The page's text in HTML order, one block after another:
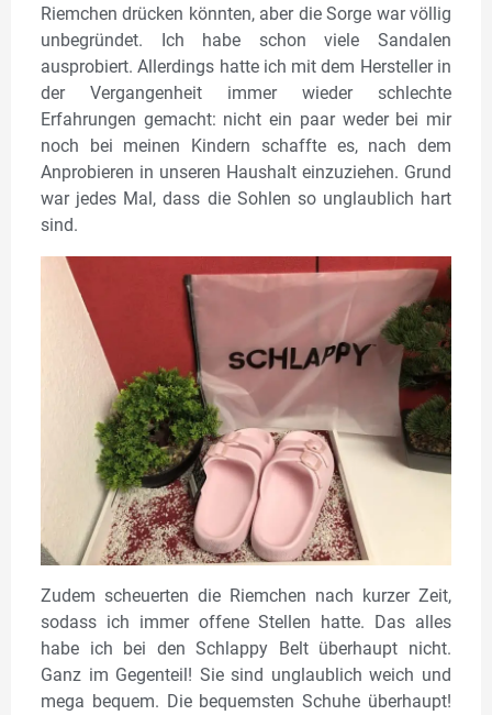
Riemchen drücken könnten, aber die Sorge war völlig
unbegründet. Ich habe schon viele Sandalen
ausprobiert. Allerdings hatte ich mit dem Hersteller in
der Vergangenheit immer wieder schlechte
Erfahrungen gemacht: nicht ein paar weder bei mir
noch bei meinen Kindern schaffte es, nach dem
Anprobieren in unseren Haushalt einzuziehen. Grund
war jedes Mal, dass die Sohlen so unglaublich hart
sind.
Zudem scheuerten die Riemchen nach kurzer Zeit,
sodass ich immer offene Stellen hatte. Das alles
habe ich bei den Schlappy Belt überhaupt nicht.
Ganz im Gegenteil! Sie sind unglaublich weich und
mega bequem. Die bequemsten Schuhe überhaupt!